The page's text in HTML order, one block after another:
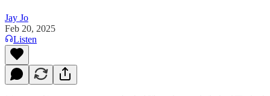
Jay Jo
Feb 20, 2025
Listen